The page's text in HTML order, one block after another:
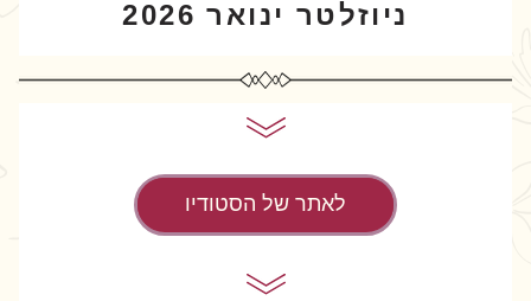
ניוזלטר ינואר 2026
לאתר של הסטודיו